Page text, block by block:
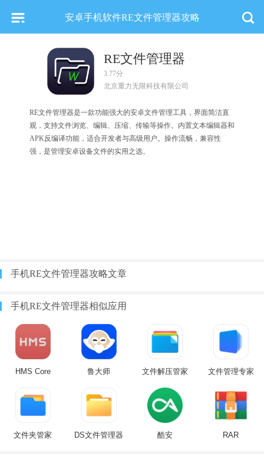
安卓手机软件RE文件管理器攻略
RE文件管理器
3.77分
北京重力无限科技有限公司
RE文件管理器是一款功能强大的安卓文件管理工具，界面简洁直
观，支持文件浏览、编辑、压缩、传输等操作。内置文本编辑器和
APK反编译功能，适合开发者与高级用户。操作流畅，兼容性
强，是管理安卓设备文件的实用之选。
手机RE文件管理器攻略文章
手机RE文件管理器相似应用
HMS Core 鲁大师 文件解压管家 文件管理专家
文件夹管家 DS文件管理器 酷安 RAR